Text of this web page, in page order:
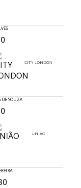
CITY LONDON
DE SOUZA
UNIÃO